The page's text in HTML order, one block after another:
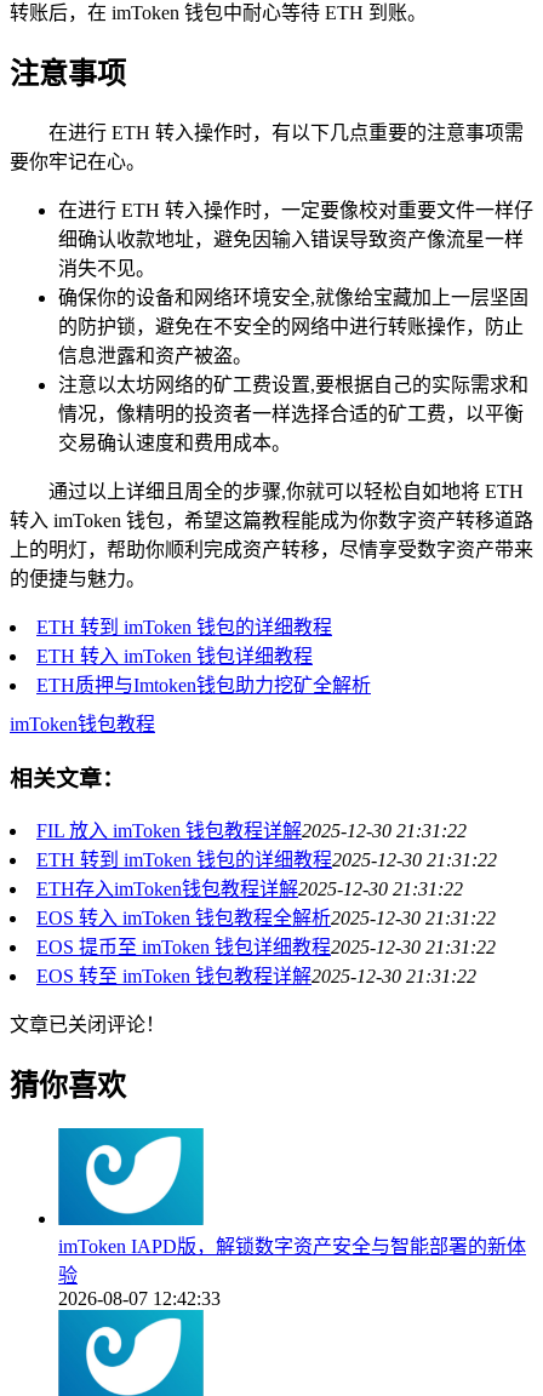
转账后，在 imToken 钱包中耐心等待 ETH 到账。
注意事项
在进行 ETH 转入操作时，有以下几点重要的注意事项需
要你牢记在心。
在进行 ETH 转入操作时，一定要像校对重要文件一样仔
细确认收款地址，避免因输入错误导致资产像流星一样
消失不见。
确保你的设备和网络环境安全,就像给宝藏加上一层坚固
的防护锁，避免在不安全的网络中进行转账操作，防止
信息泄露和资产被盗。
注意以太坊网络的矿工费设置,要根据自己的实际需求和
情况，像精明的投资者一样选择合适的矿工费，以平衡
交易确认速度和费用成本。
通过以上详细且周全的步骤,你就可以轻松自如地将 ETH
转入 imToken 钱包，希望这篇教程能成为你数字资产转移道路
上的明灯，帮助你顺利完成资产转移，尽情享受数字资产带来
的便捷与魅力。
ETH 转到 imToken 钱包的详细教程
ETH 转入 imToken 钱包详细教程
ETH质押与Imtoken钱包助力挖矿全解析
imToken钱包教程
相关文章：
FIL 放入 imToken 钱包教程详解2025-12-30 21:31:22
ETH 转到 imToken 钱包的详细教程2025-12-30 21:31:22
ETH存入imToken钱包教程详解2025-12-30 21:31:22
EOS 转入 imToken 钱包教程全解析2025-12-30 21:31:22
EOS 提币至 imToken 钱包详细教程2025-12-30 21:31:22
EOS 转至 imToken 钱包教程详解2025-12-30 21:31:22
文章已关闭评论！
猜你喜欢
imToken IAPD版，解锁数字资产安全与智能部署的新体
验
2026-08-07 12:42:33